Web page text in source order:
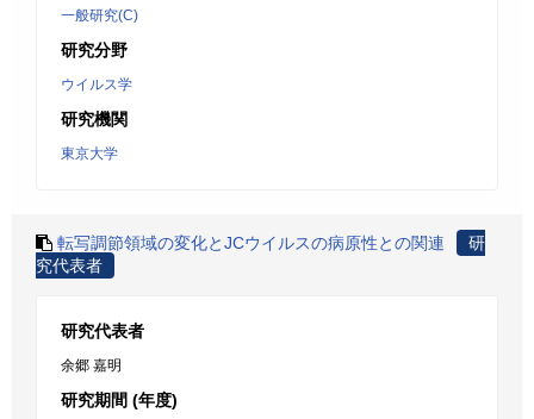
一般研究(C)
研究分野
ウイルス学
研究機関
東京大学
転写調節領域の変化とJCウイルスの病原性との関連
研
究代表者
研究代表者
余郷 嘉明
研究期間 (年度)